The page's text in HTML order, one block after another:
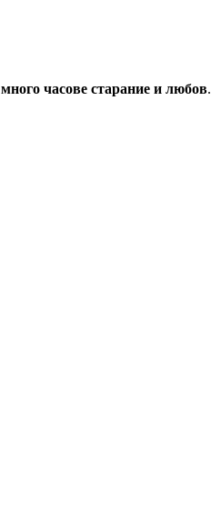
много часове старание и любов.